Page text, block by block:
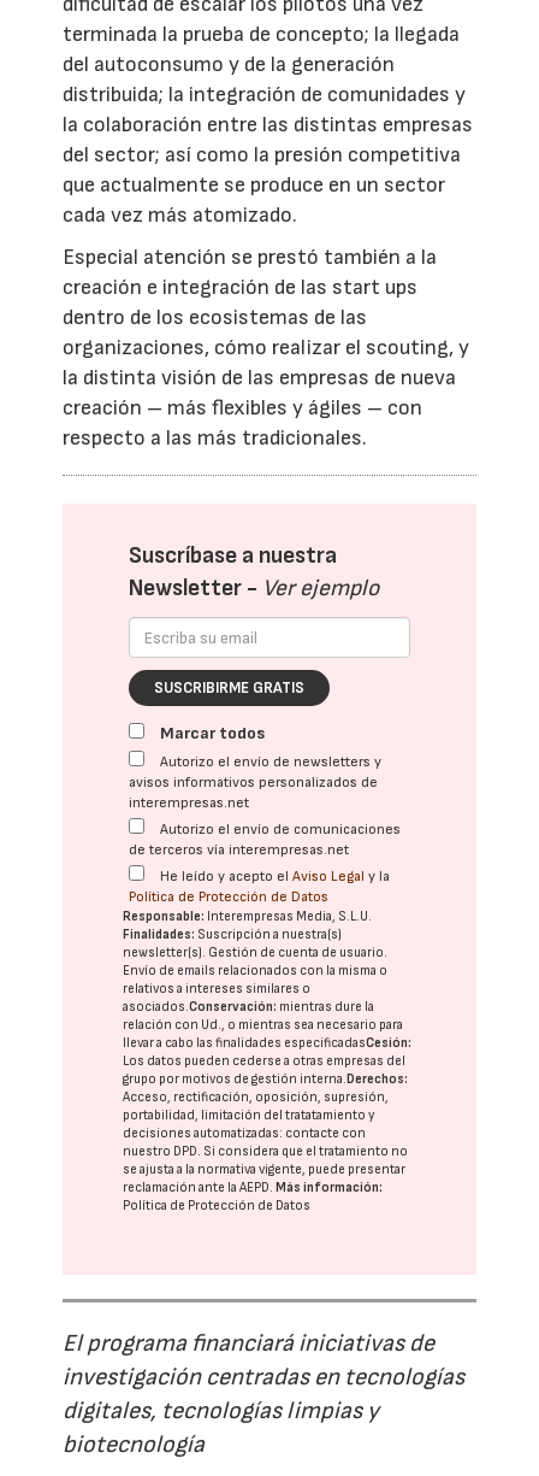
terminada la prueba de concepto; la llegada
del autoconsumo y de la generación
distribuida; la integración de comunidades y
la colaboración entre las distintas empresas
del sector; así como la presión competitiva
que actualmente se produce en un sector
cada vez más atomizado.
Especial atención se prestó también a la
creación e integración de las start ups
dentro de los ecosistemas de las
organizaciones, cómo realizar el scouting, y
la distinta visión de las empresas de nueva
creación – más flexibles y ágiles – con
respecto a las más tradicionales.
Suscríbase a nuestra
Newsletter - Ver ejemplo
SUSCRIBIRME GRATIS
Marcar todos
Autorizo el envío de newsletters y
avisos informativos personalizados de
interempresas.net
Autorizo el envío de comunicaciones
de terceros vía interempresas.net
He leído y acepto elAviso Legal y la
Política de Protección de Datos
Responsable: Interempresas Media, S.L.U.
Finalidades: Suscripción a nuestra(s)
newsletter(s). Gestión de cuenta de usuario.
Envío de emails relacionados con la misma o
relativos a intereses similares o
asociados.Conservación: mientras dure la
relación con Ud., o mientras sea necesario para
llevar a cabo las finalidades especificadasCesión:
Los datos pueden cederse a otras empresas del
grupo por motivos de gestión interna. Derechos:
Acceso, rectificación, oposición, supresión,
portabilidad, limitación del tratatamiento y
decisiones automatizadas: contacte con
nuestro DPD. Si considera que el tratamiento no
se ajusta a la normativa vigente, puede presentar
reclamación ante laAEPD. Más información:
Política de Protección de Datos
El programa financiará iniciativas de
investigación centradas en tecnologías
digitales, tecnologías limpias y
biotecnología